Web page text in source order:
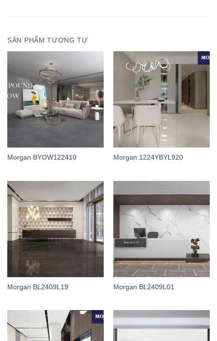
SẢN PHẨM TƯƠNG TỰ
Morgan BYOW122410 Morgan 1224YBYL920
Morgan BL2409L19 Morgan BL2409L01